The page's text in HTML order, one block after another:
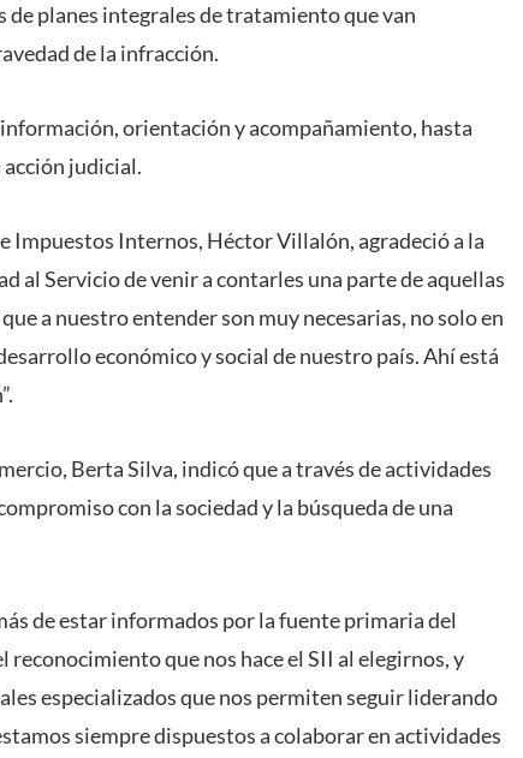
planes integrales de tratamiento que van
de la infracción.
orientación y acompañamiento, hasta
judicial.
Impuestos Internos, Héctor Villalón, agradeció a la
al Servicio de venir a contarles una parte de aquellas
a nuestro entender son muy necesarias, no solo en
económico y social de nuestro país. Ahí está
Berta Silva, indicó que a través de actividades
con la sociedad y la búsqueda de una
de estar informados por la fuente primaria del
que nos hace el SII al elegirnos, y
especializados que nos permiten seguir liderando
siempre dispuestos a colaborar en actividades